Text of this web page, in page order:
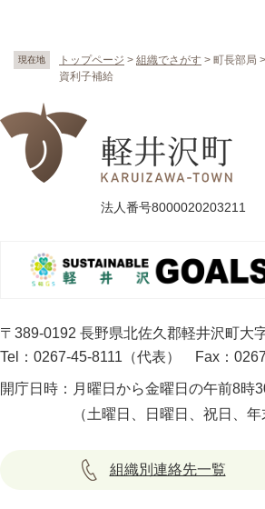
現在地 トップページ > 組織でさがす > 町長部局 >
資利子補給
法人番号8000020203211
〒389-0192 長野県北佐久郡軽井沢町大
Tel：0267-45-8111（代表）
Fax：
開庁日時： 月曜日から金曜日の午前8時
（土曜日、日曜日、祝日、年
組織別連絡先一覧